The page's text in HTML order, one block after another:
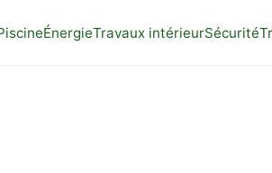
ÉnergieTravaux intérieurSécurité